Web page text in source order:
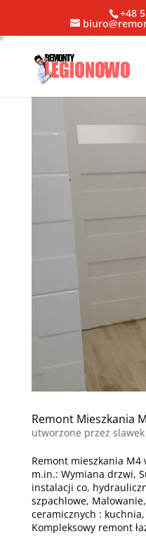
+48
Remont Mieszkania
utworzone przez slawek
Remont mieszkania M4
m.in.: Wymiana drzwi,
instalacji co,
szpachlowe, Malowanie,
ceramicznych :
Kompleksowy remont